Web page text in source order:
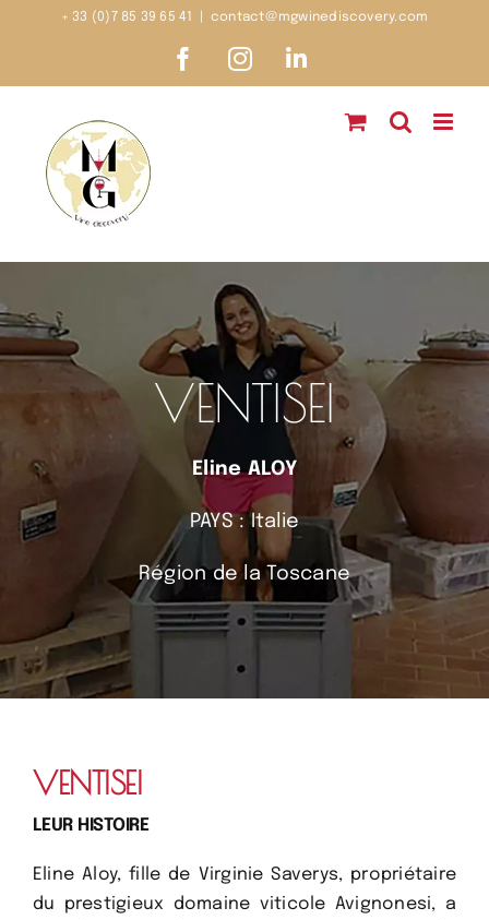
+ 33 (0)7 85 39 65 41 contact@mgwinediscovery.com
FacebookInstagramLinkedIn
VENTISEI
Eline ALOY
PAYS : Italie
Région de la Toscane
VENTISEI
LEUR HISTOIRE
Eline Aloy, fille de Virginie Saverys, propriétaire
du prestigieux domaine viticole Avignonesi, a